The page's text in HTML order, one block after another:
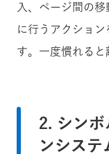
入、ページ間の
に行うアクショ
す。一度慣れると
2. シンボ
ンシステ